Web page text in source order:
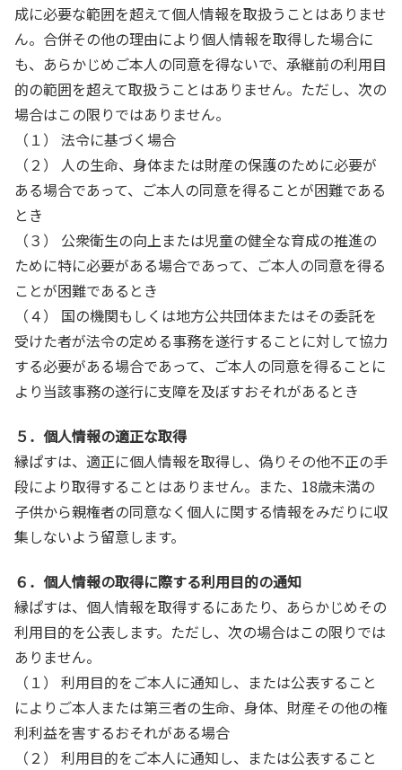
成に必要な範囲を超えて個人情報を取扱うことはありませ
ん。合併その他の理由により個人情報を取得した場合に
も、あらかじめご本人の同意を得ないで、承継前の利用目
的の範囲を超えて取扱うことはありません。ただし、次の
場合はこの限りではありません。
（１） 法令に基づく場合
（２） 人の生命、身体または財産の保護のために必要が
ある場合であって、ご本人の同意を得ることが困難である
とき
（３） 公衆衛生の向上または児童の健全な育成の推進の
ために特に必要がある場合であって、ご本人の同意を得る
ことが困難であるとき
（４） 国の機関もしくは地方公共団体またはその委託を
受けた者が法令の定める事務を遂行することに対して協力
する必要がある場合であって、ご本人の同意を得ることに
より当該事務の遂行に支障を及ぼすおそれがあるとき
５．個人情報の適正な取得
縁ぱすは、適正に個人情報を取得し、偽りその他不正の手
段により取得することはありません。また、18歳未満の
子供から親権者の同意なく個人に関する情報をみだりに収
集しないよう留意します。
６．個人情報の取得に際する利用目的の通知
縁ぱすは、個人情報を取得するにあたり、あらかじめその
利用目的を公表します。ただし、次の場合はこの限りでは
ありません。
（１） 利用目的をご本人に通知し、または公表すること
によりご本人または第三者の生命、身体、財産その他の権
利利益を害するおそれがある場合
（２） 利用目的をご本人に通知し、または公表すること